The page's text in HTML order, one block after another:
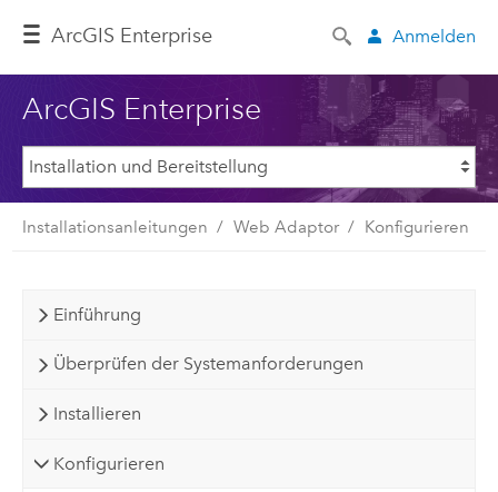
ArcGIS Enterprise Anmelden
ArcGIS Enterprise
Installationsanleitungen Web Adaptor Konfigurieren
Einführung
Überprüfen der Systemanforderungen
Installieren
Konfigurieren